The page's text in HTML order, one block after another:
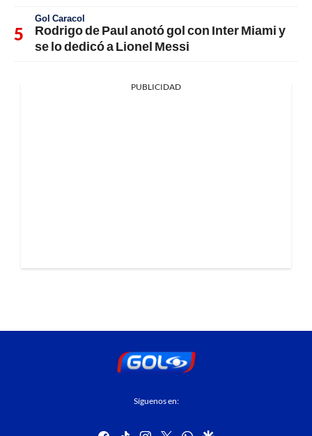
Gol Caracol
Rodrigo de Paul anotó gol con Inter Miami y
se lo dedicó a Lionel Messi
PUBLICIDAD
Síguenos en: